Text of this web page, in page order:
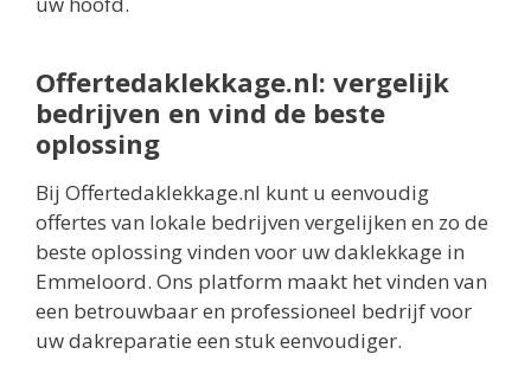
Offertedaklekkage.nl: vergelijk
bedrijven en vind de beste
oplossing
Bij Offertedaklekkage.nl kunt u eenvoudig
offertes van lokale bedrijven vergelijken en zo de
beste oplossing vinden voor uw daklekkage in
Emmeloord. Ons platform maakt het vinden van
een betrouwbaar en professioneel bedrijf voor
uw dakreparatie een stuk eenvoudiger.